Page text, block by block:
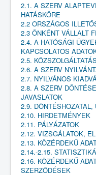
2.1. A SZERV
HATÁSKÖRE
2.2 ORSZÁGOS
2.3 ÖNKÉNT VÁLLALT
2.4. A HATÓSÁGI
KAPCSOLATOS
2.5.
2.6. A SZERV
2.7. NYILVÁNOS
2.8. A SZERV
JAVASLATOK
2.9. DÖNTÉSHOZATAL,
2.10. HIRDETMÉNYEK
2.11. PÁLYÁZATOK
2.12. VIZSGÁLATOK,
2.13. KÖZÉRDEKŰ
2.14.-2.15.
2.16. KÖZÉRDEKŰ
SZERZŐDÉSEK